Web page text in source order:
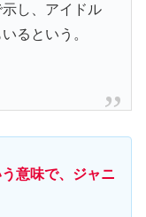
示し、アイドル
るという。
意味で、 ジャニ